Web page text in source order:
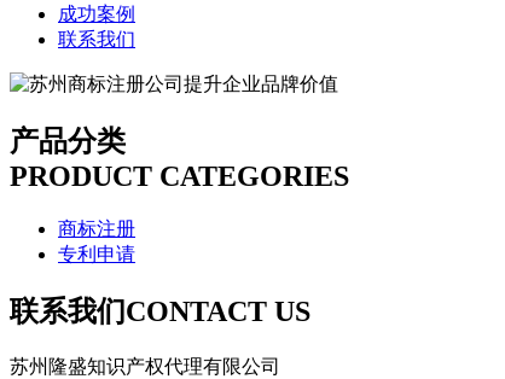
成功案例
联系我们
产品分类
PRODUCT CATEGORIES
商标注册
专利申请
联系我们CONTACT US
苏州隆盛知识产权代理有限公司